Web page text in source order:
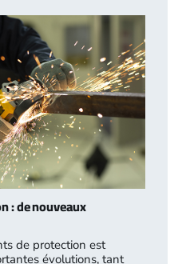
: de nouveaux
de protection est
évolutions, tant